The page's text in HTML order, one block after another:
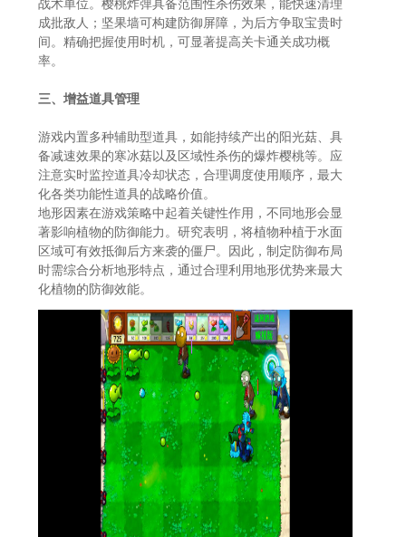
战术单位。樱桃炸弹具备范围性杀伤效果，能快速清理
成批敌人；坚果墙可构建防御屏障，为后方争取宝贵时
间。精确把握使用时机，可显著提高关卡通关成功概
率。
三、增益道具管理
游戏内置多种辅助型道具，如能持续产出的阳光菇、具
备减速效果的寒冰菇以及区域性杀伤的爆炸樱桃等。应
注意实时监控道具冷却状态，合理调度使用顺序，最大
化各类功能性道具的战略价值。
地形因素在游戏策略中起着关键性作用，不同地形会显
著影响植物的防御能力。研究表明，将植物种植于水面
区域可有效抵御后方来袭的僵尸。因此，制定防御布局
时需综合分析地形特点，通过合理利用地形优势来最大
化植物的防御效能。